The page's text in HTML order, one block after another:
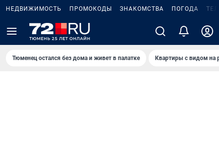
НЕДВИЖИМОСТЬ ПРОМОКОДЫ ЗНАКОМСТВА ПОГОДА
Тюменец остался без дома и живет в палатке Квартиры с видом на